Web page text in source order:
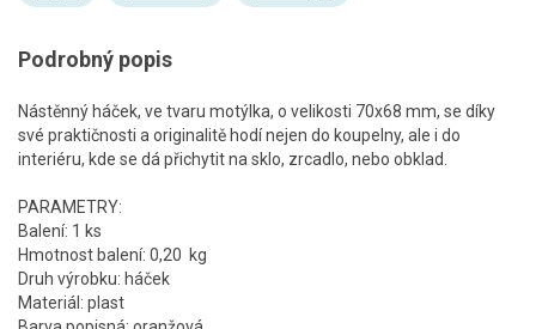
Podrobný popis
Nástěnný háček, ve tvaru motýlka, o velikosti 70x68 mm, se díky
své praktičnosti a originalitě hodí nejen do koupelny, ale i do
interiéru, kde se dá přichytit na sklo, zrcadlo, nebo obklad.
PARAMETRY:
Balení: 1 ks
Hmotnost balení: 0,20 kg
Druh výrobku: háček
Materiál: plast